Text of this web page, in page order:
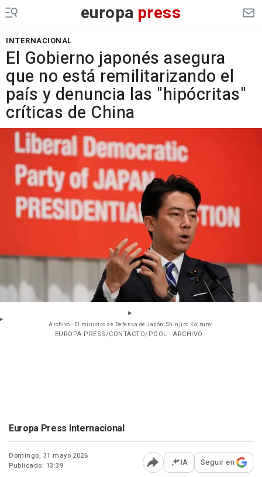
europa press
INTERNACIONAL
El Gobierno japonés asegura
que no está remilitarizando el
país y denuncia las "hipócritas"
críticas de China
Archivo - El ministro de Defensa de Japón, Shinjiro Koizumi
- EUROPA PRESS/CONTACTO/POOL - ARCHIVO
Europa Press Internacional
Domingo, 31 mayo 2026
Publicado: 13:39
Abrir opciones para
IA Seguir en